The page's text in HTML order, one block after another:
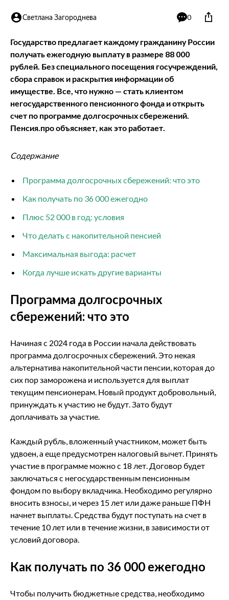
Светлана Загороднева 0
Государство предлагает каждому гражданину России
получать ежегодную выплату в размере 88 000
рублей. Без специального посещения госучреждений,
сбора справок и раскрытия информации об
имуществе. Все, что нужно — стать клиентом
негосударственного пенсионного фонда и открыть
счет по программе долгосрочных сбережений.
Пенсия.про объясняет, как это работает.
Содержание
Программа долгосрочных сбережений: что это
Как получать по 36 000 ежегодно
Плюс 52 000 в год: условия
Что делать с накопительной пенсией
Максимальная выгода: расчет
Когда лучше искать другие варианты
Программа долгосрочных
сбережений: что это
Начиная с 2024 года в России начала действовать
программа долгосрочных сбережений. Это некая
альтернатива накопительной части пенсии, которая до
сих пор заморожена и используется для выплат
текущим пенсионерам. Новый продукт добровольный,
принуждать к участию не будут. Зато будут
доплачивать за участие.
Каждый рубль, вложенный участником, может быть
удвоен, а еще предусмотрен налоговый вычет. Принять
участие в программе можно с 18 лет. Договор будет
заключаться с негосударственным пенсионным
фондом по выбору вкладчика. Необходимо регулярно
вносить взносы, и через 15 лет или даже раньше ПФН
начнет выплаты. Средства будут поступать на счет в
течение 10 лет или в течение жизни, в зависимости от
условий договора.
Как получать по 36 000 ежегодно
Чтобы получить бюджетные средства, необходимо